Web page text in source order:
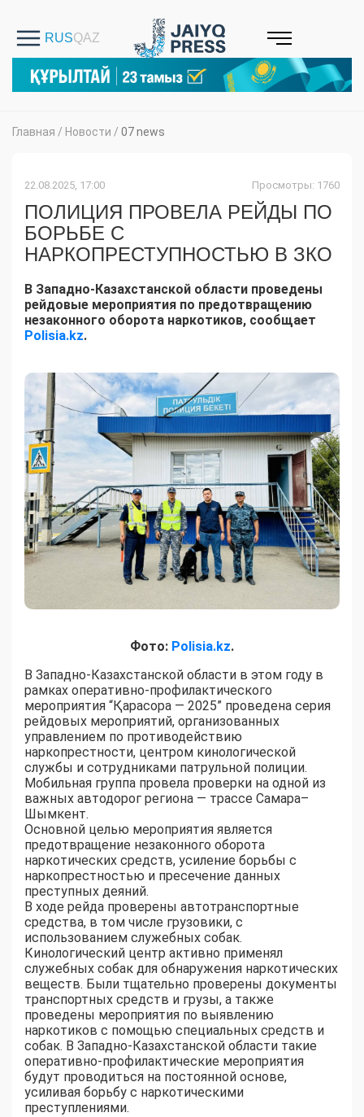
Главная / Новости / 07 news
22.08.2025, 17:00 Просмотры: 1760
ПОЛИЦИЯ ПРОВЕЛА РЕЙДЫ ПО
БОРЬБЕ С
НАРКОПРЕСТУПНОСТЬЮ В ЗКО
В Западно-Казахстанской области проведены
рейдовые мероприятия по предотвращению
незаконного оборота наркотиков, сообщает
Polisia.kz.
Фото: Polisia.kz.
В Западно-Казахстанской области в этом году в
рамках оперативно-профилактического
мероприятия “Қарасора — 2025” проведена серия
рейдовых мероприятий, организованных
управлением по противодействию
наркопрестности, центром кинологической
службы и сотрудниками патрульной полиции.
Мобильная группа провела проверки на одной из
важных автодорог региона — трассе Самара–
Шымкент.
Основной целью мероприятия является
предотвращение незаконного оборота
наркотических средств, усиление борьбы с
наркопрестностью и пресечение данных
преступных деяний.
В ходе рейда проверены автотранспортные
средства, в том числе грузовики, с
использованием служебных собак.
Кинологический центр активно применял
служебных собак для обнаружения наркотических
веществ. Были тщательно проверены документы
транспортных средств и грузы, а также
проведены мероприятия по выявлению
наркотиков с помощью специальных средств и
собак. В Западно-Казахстанской области такие
оперативно-профилактические мероприятия
будут проводиться на постоянной основе,
усиливая борьбу с наркотическими
преступлениями.